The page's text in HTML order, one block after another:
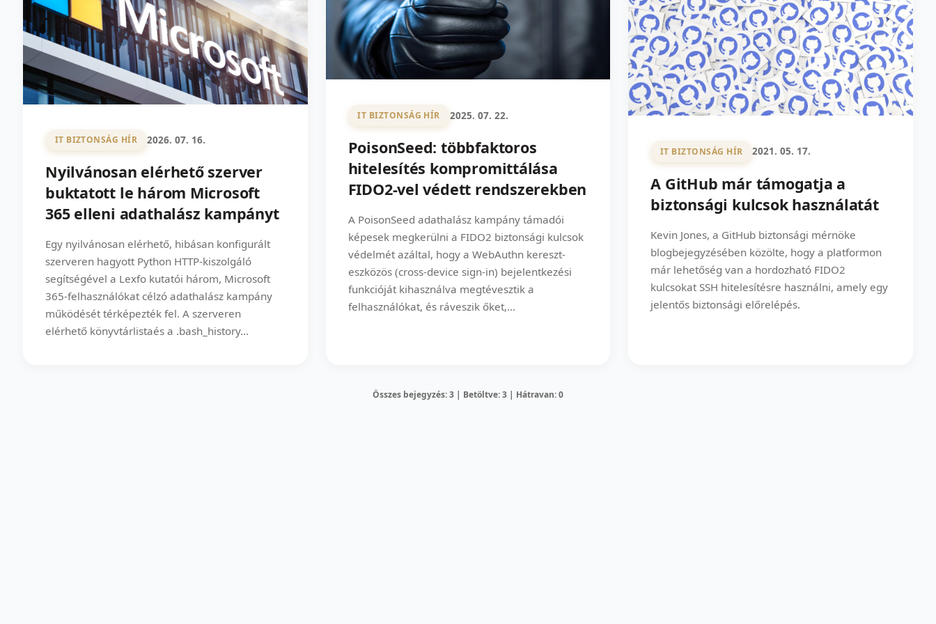
IT BIZTONSÁG HÍR 2026. 07. 16.
Nyilvánosan elérhető szerver
buktatott le három Microsoft
365 elleni adathalász kampányt
Egy nyilvánosan elérhető, hibásan konfigurált
szerveren hagyott Python HTTP-kiszolgáló
segítségével a Lexfo kutatói három, Microsoft
365-felhasználókat célzó adathalász kampány
működését térképezték fel. A szerveren
elérhető könyvtárlistaés a .bash_history...
IT BIZTONSÁG HÍR 2025. 07. 22.
PoisonSeed: többfaktoros
hitelesítés kompromittálása
FIDO2-vel védett rendszerekben
A PoisonSeed adathalász kampány támadói
képesek megkerülni a FIDO2 biztonsági kulcsok
védelmét azáltal, hogy a WebAuthn kereszt-
eszközös (cross-device sign-in) bejelentkezési
funkcióját kihasználva megtévesztik a
felhasználókat, és ráveszik őket,...
IT BIZTONSÁG HÍR 2021. 05. 17.
A GitHub már támogatja a
biztonsági kulcsok használatát
Kevin Jones, a GitHub biztonsági mérnöke
blogbejegyzésében közölte, hogy a platformon
már lehetőség van a hordozható FIDO2
kulcsokat SSH hitelesítésre használni, amely egy
jelentős biztonsági előrelépés.
Összes bejegyzés: 3 | Betöltve: 3 | Hátravan: 0